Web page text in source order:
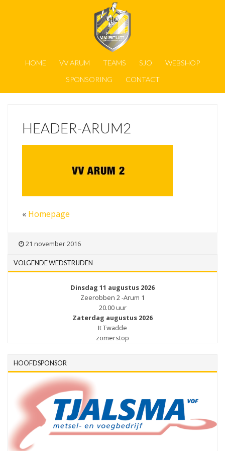
HOME VV ARUM TEAMS SJO
WEBSHOP
SPONSORING
CONTACT
HEADER-ARUM2
« Homepage
21 november 2016
VOLGENDE WEDSTRIJDEN
Dinsdag 11 augustus 2026
Zeerobben 2 -Arum 1
20.00 uur
Zaterdag augustus 2026
It Twadde
zomerstop
HOOFDSPONSOR